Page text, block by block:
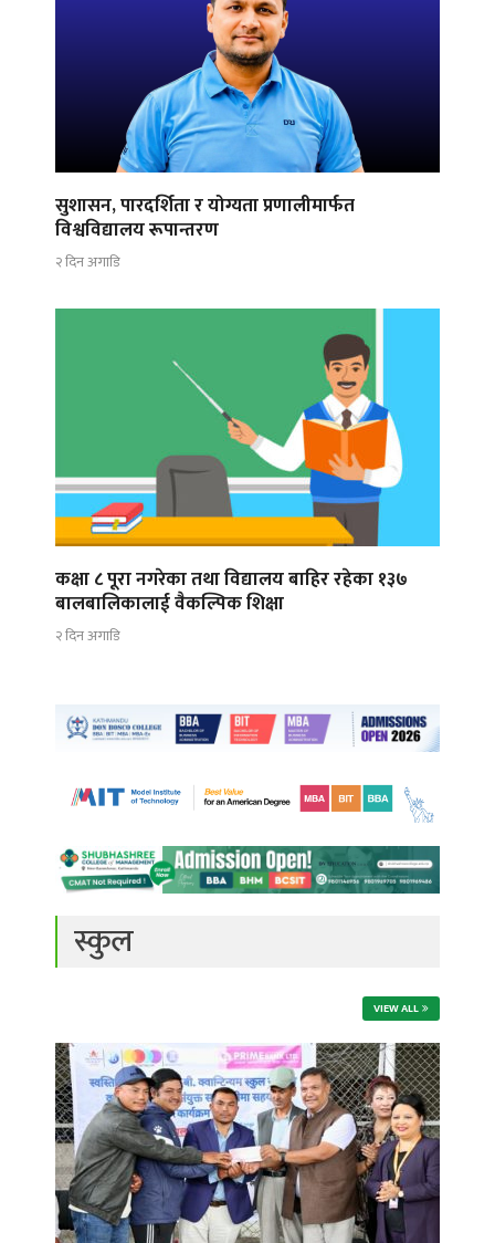
सुशासन, पारदर्शिता र योग्यता प्रणालीमार्फत
विश्वविद्यालय रूपान्तरण
२ दिन अगाडि
कक्षा ८ पूरा नगरेका तथा विद्यालय बाहिर रहेका १३७
बालबालिकालाई वैकल्पिक शिक्षा
२ दिन अगाडि
स्कुल
VIEW ALL